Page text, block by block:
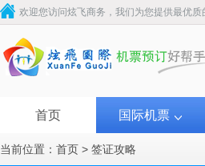
欢迎您访问炫飞商务，我们为您提供最优质
首页 国际机票
当前位置： 首页 > 签证攻略